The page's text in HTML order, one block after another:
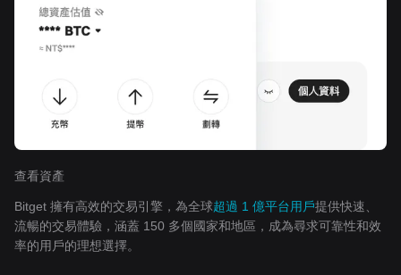
查看資產
Bitget 擁有高效的交易引擎，為全球超過 1 億平台用戶提供快速、
流暢的交易體驗，涵蓋 150 多個國家和地區，成為尋求可靠性和效
率的用戶的理想選擇。